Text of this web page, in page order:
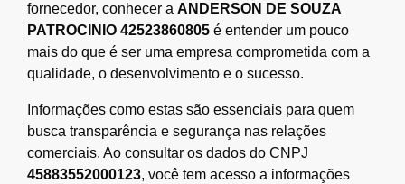
fornecedor, conhecer a ANDERSON DE SOUZA
PATROCINIO 42523860805 é entender um pouco
mais do que é ser uma empresa comprometida com a
qualidade, o desenvolvimento e o sucesso.
Informações como estas são essenciais para quem
busca transparência e segurança nas relações
comerciais. Ao consultar os dados do CNPJ
45883552000123, você tem acesso a informações